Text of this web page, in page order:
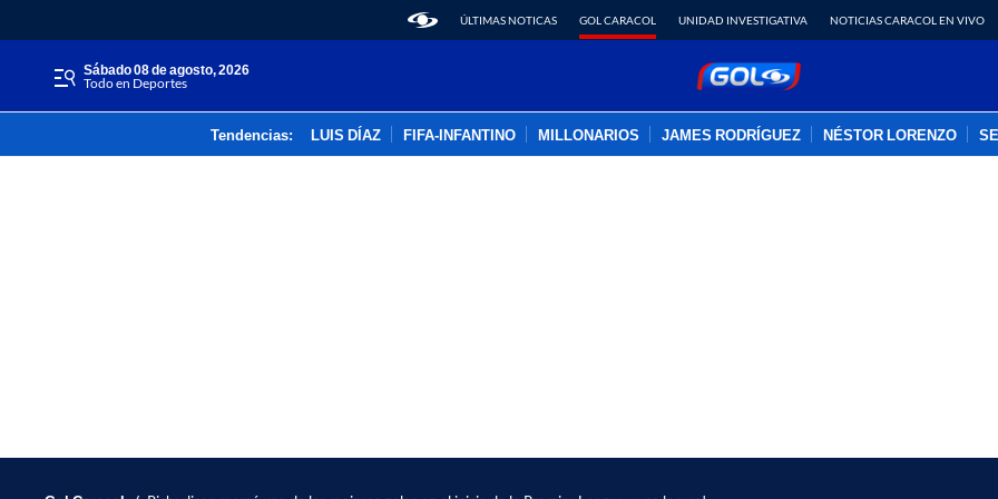
ÚLTIMAS NOTICAS GOL CARACOL UNIDAD INVESTIGATIVA NOTICIAS CARACOL EN VIVO
sábado 08 de agosto, 2026
Todo en Deportes
Tendencias: LUIS DÍAZ FIFA-INFANTINO MILLONARIOS JAMES RODRÍGUEZ NÉSTOR LORENZO